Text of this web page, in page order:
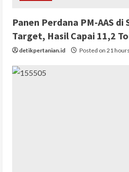
Panen Perdana PM-AAS di
Target, Hasil Capai 11,2
detikpertanian.id Posted on 21